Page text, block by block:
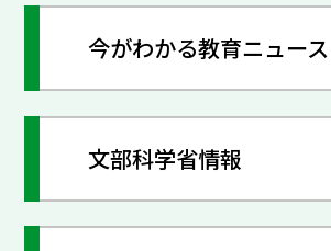
今がわかる教育ニュース
文部科学省情報